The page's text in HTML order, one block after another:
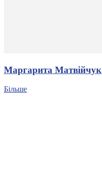
Маргарита Матвійчук
Більше